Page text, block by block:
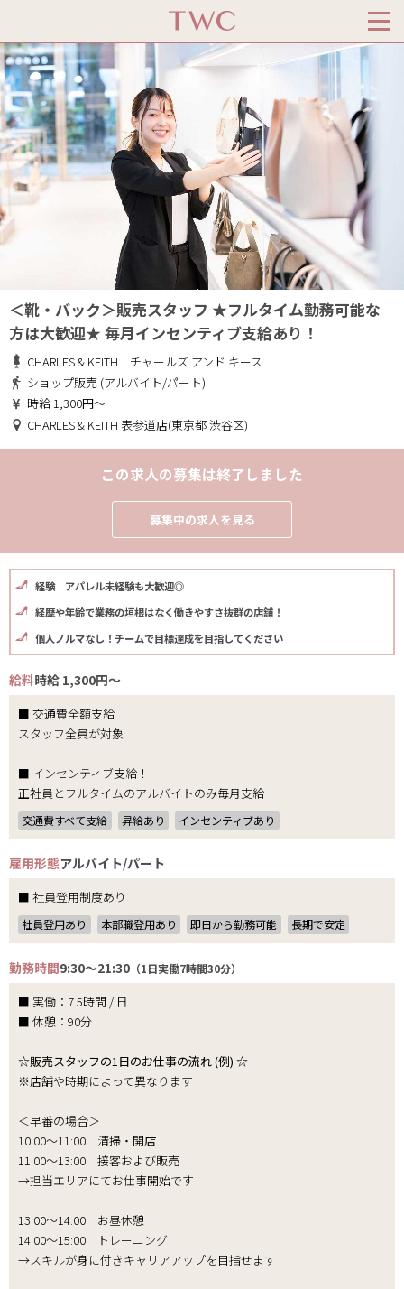
＜靴・バック＞販売スタッフ ★フルタイム勤務可能な
方は大歓迎★ 毎月インセンティブ支給あり！
CHARLES & KEITH｜チャールズ アンド キース
ショップ販売 (アルバイト/パート)
時給 1,300円～
CHARLES & KEITH 表参道店(東京都 渋谷区)
この求人の募集は終了しました
募集中の求人を見る
経験｜アパレル未経験も大歓迎◎
経歴や年齢で業務の垣根はなく働きやすさ抜群の店舗！
個人ノルマなし！チームで目標達成を目指してください
給料時給 1,300円～
■ 交通費全額支給
スタッフ全員が対象
■ インセンティブ支給！
正社員とフルタイムのアルバイトのみ毎月支給
交通費すべて支給 昇給あり インセンティブあり
雇用形態アルバイト/パート
■ 社員登用制度あり
社員登用あり 本部職登用あり 即日から勤務可能 長期で安定
勤務時間9:30～21:30 （1日実働7時間30分）
■ 実働：7.5時間 / 日
■ 休憩：90分
☆販売スタッフの1日のお仕事の流れ (例) ☆
※店舗や時期によって異なります
＜早番の場合＞
10:00～11:00 清掃・開店
11:00～13:00 接客および販売
→担当エリアにてお仕事開始です
13:00～14:00 お昼休憩
14:00～15:00 トレーニング
→スキルが身に付きキャリアアップを目指せます